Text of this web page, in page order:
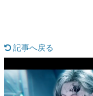
なんでゲ
ゲーム開発
具体的な形か
です。
記事へ戻る